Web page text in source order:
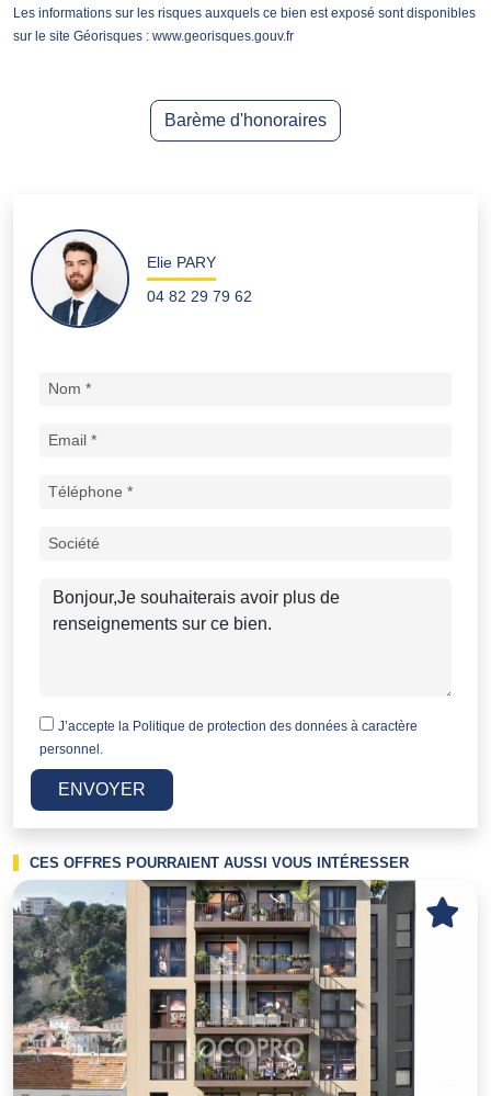
Les informations sur les risques auxquels ce bien est exposé sont disponibles
sur le site Géorisques : www.georisques.gouv.fr
Barème d'honoraires
Elie PARY
04 82 29 79 62
J’accepte la Politique de protection des données à caractère
personnel.
ENVOYER
CES OFFRES POURRAIENT AUSSI VOUS INTÉRESSER